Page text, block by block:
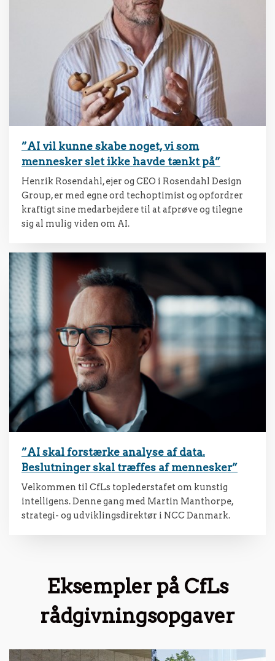
”AI vil kunne skabe noget, vi som
mennesker slet ikke havde tænkt på”
Henrik Rosendahl, ejer og CEO i Rosendahl Design
Group, er med egne ord techoptimist og opfordrer
kraftigt sine medarbejdere til at afprøve og tilegne
sig al mulig viden om AI.
”AI skal forstærke analyse af data.
Beslutninger skal træffes af mennesker”
Velkommen til CfLs toplederstafet om kunstig
intelligens. Denne gang med Martin Manthorpe,
strategi- og udviklingsdirektør i NCC Danmark.
Eksempler på CfLs
rådgivningsopgaver